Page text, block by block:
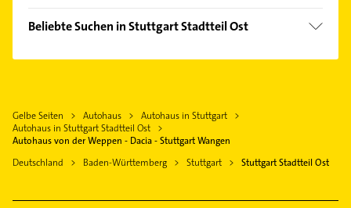
Mitte
Nord
Süd
Untertürkheim
Vaihingen
Ostfildern
Remseck am Neckar
Weinstadt
Leinfelden-Echterdingen
Zahnarzt
Gartenbau & Landschaftsbau
Logopädie
Beliebte Suchen in Stuttgart Stadtteil Ost
Putzfrau
Gebäudereinigung
Bestatter
Gelbe Seiten Autohaus
Autohaus in Stuttgart
Autohaus in Stuttgart Stadtteil Ost
Autohaus von der Weppen - Dacia - Stuttgart Wangen
Deutschland
Baden-Württemberg Stuttgart Stuttgart Stadtteil Ost